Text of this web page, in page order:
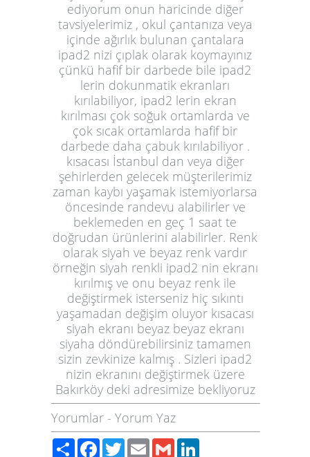
ediyorum onun haricinde diğer
tavsiyelerimiz , okul çantanıza veya
içinde ağırlık bulunan çantalara
ipad2 nizi çıplak olarak koymayınız
çünkü hafif bir darbede bile ipad2
lerin dokunmatik ekranları
kırılabiliyor, ipad2 lerin ekran
kırılması çok soğuk ortamlarda ve
çok sıcak ortamlarda hafif bir
darbede daha çabuk kırılabiliyor .
kısacası İstanbul dan veya diğer
şehirlerden gelecek müşterilerimiz
zaman kaybı yaşamak istemiyorlarsa
öncesinde randevu alabilirler ve
beklemeden en geç 1 saat te
doğrudan ürünlerini alabilirler. Renk
olarak siyah ve beyaz renk vardır
örneğin siyah renkli ipad2 nin ekranı
kırılmış ve onu beyaz renk ile
değiştirmek isterseniz hiç sıkıntı
yaşamadan değişim oluyor kısacası
siyah ekranı beyaz beyaz ekranı
siyaha döndürebilirsiniz tamamen
sizin zevkinize kalmış . Sizleri ipad2
nizin ekranını değiştirmek üzere
Bakırköy deki adresimize bekliyoruz
Yorumlar - Yorum Yaz
PaylaşFacebook
TwitterEmailGmail